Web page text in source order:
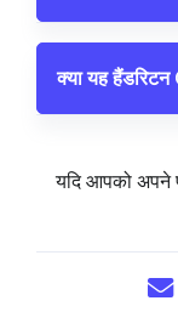
क्या यह
यदि आपको अपने